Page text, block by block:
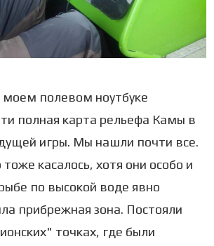
моем полевом ноутбуке
полная карта рельефа Камы в
игры. Мы нашли почти все.
тоже касалось, хотя они особо и
по высокой воде явно
прибрежная зона. Постояли
точках, где были